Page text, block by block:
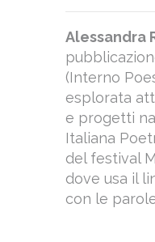
Alessandra
(Interno
esplorata
e progetti
Italiana
del festival
dove usa il
con le